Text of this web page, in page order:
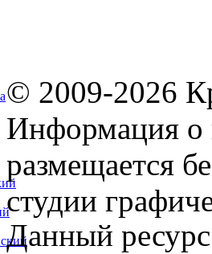
© 2009-2026
Информация о
размещается
студии
Данный